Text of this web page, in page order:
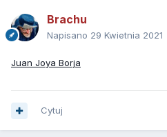
Brachu
Napisano 29 Kwietnia 2021
Juan Joya Borja
Cytuj